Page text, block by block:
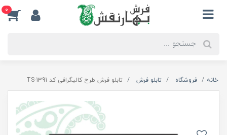
0
خانه فروشگاه تابلو فرش تابلو فرش طرح کالیگرافی کد TS-1391